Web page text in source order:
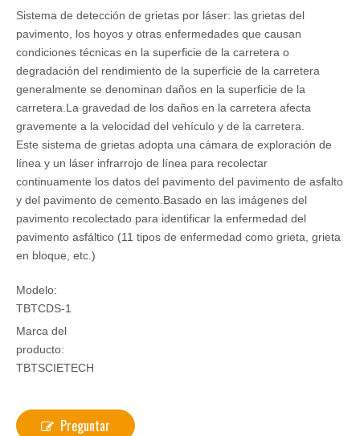
Sistema de detección de grietas por láser: las grietas del
pavimento, los hoyos y otras enfermedades que causan
condiciones técnicas en la superficie de la carretera o
degradación del rendimiento de la superficie de la carretera
generalmente se denominan daños en la superficie de la
carretera.La gravedad de los daños en la carretera afecta
gravemente a la velocidad del vehículo y de la carretera.
Este sistema de grietas adopta una cámara de exploración de
línea y un láser infrarrojo de línea para recolectar
continuamente los datos del pavimento del pavimento de asfalto
y del pavimento de cemento.Basado en las imágenes del
pavimento recolectado para identificar la enfermedad del
pavimento asfáltico (11 tipos de enfermedad como grieta, grieta
en bloque, etc.)
Modelo:
TBTCDS-1
Marca del
producto:
TBTSCIETECH
Preguntar